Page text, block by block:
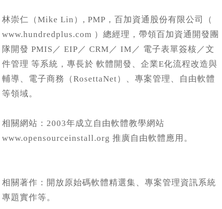
林崇仁（Mike Lin）, PMP，百加資通股份有限公司（
www.hundredplus.com ）總經理，帶領百加資通開發團
隊開發 PMIS／ EIP／ CRM／ IM／ 電子表單簽核／文
件管理 等系統，專長於 軟體開發、企業E化流程改造與
輔導、電子商務（RosettaNet）、專案管理、自由軟體
等領域。
相關網站：2003年成立自由軟體教學網站
www.opensourceinstall.org 推廣自由軟體應用。
相關著作：開放原始碼軟體精選集、專案管理資訊系統
專題實作等。